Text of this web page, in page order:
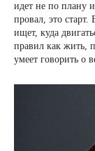
идет не по плану
провал, это
ищет, куда
правил как жить,
умеет говорить о